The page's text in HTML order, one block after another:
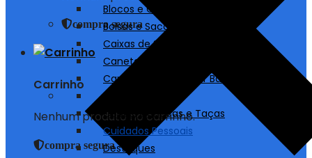
compra segura
Carrinho
Nenhum produto no carrinho.
compra segura
Blocos e Cadernos
Bolsas e Sacolas
Caixas de Som
Canetas
Carregadores/ Power Bank
Chaveiros
Copos, Canecas e Taças
Cuidados Pessoais
Destaques